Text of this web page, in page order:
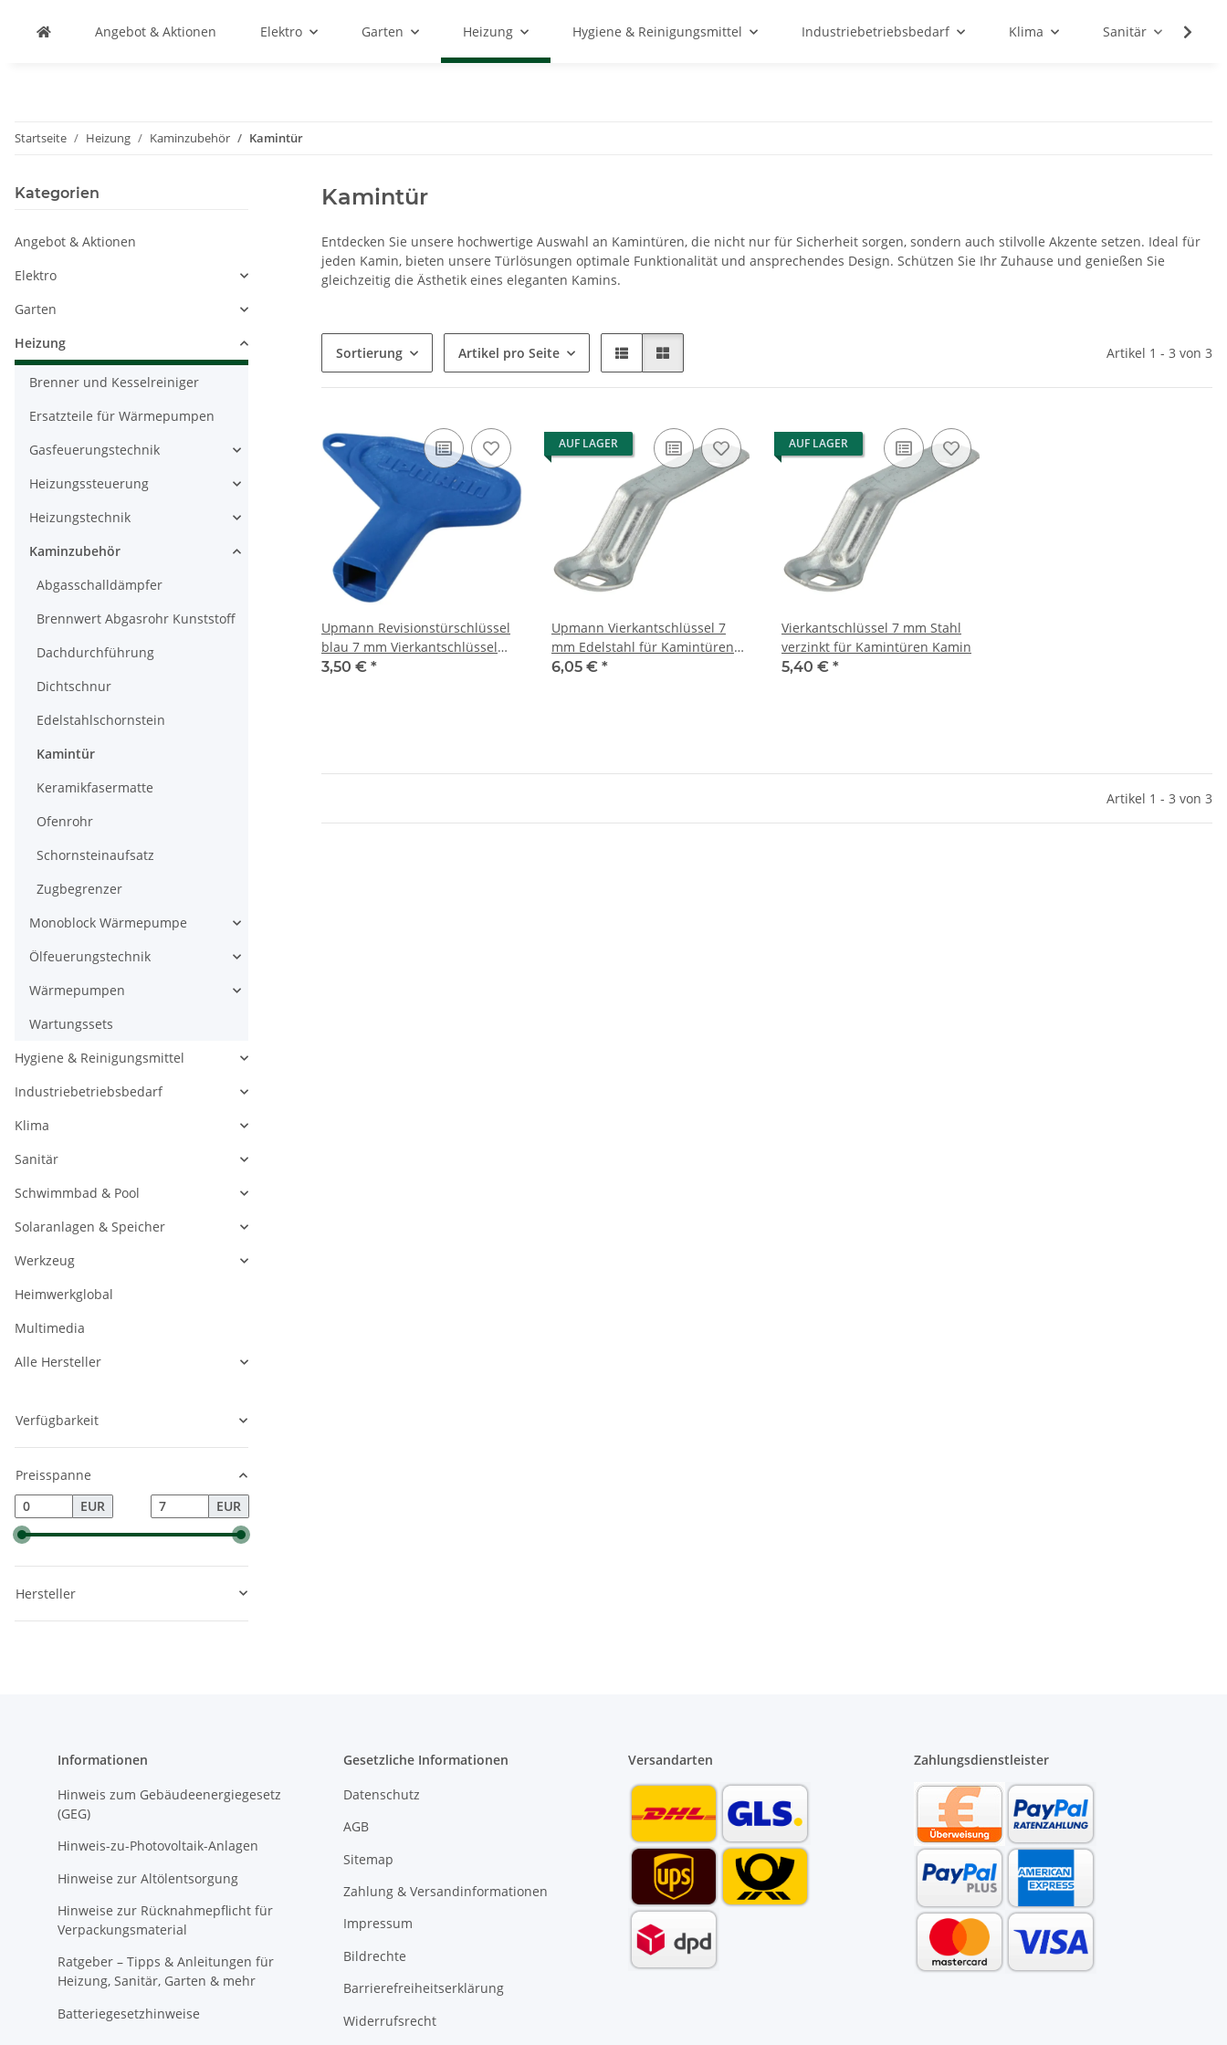
Angebot & Aktionen Elektro Garten Heizung Hygiene & Reinigungsmittel Industriebetriebsbedarf Klima Sanitär
Startseite Heizung Kaminzubehör Kamintür
Kamintür
Entdecken Sie unsere hochwertige Auswahl an Kamintüren, die nicht nur für Sicherheit sorgen, sondern auch stilvolle Akzente setzen. Ideal für
jeden Kamin, bieten unsere Türlösungen optimale Funktionalität und ansprechendes Design. Schützen Sie Ihr Zuhause und genießen Sie
gleichzeitig die Ästhetik eines eleganten Kamins.
Sortierung Artikel pro Seite Artikel 1 - 3 von 3
Upmann Revisionstürschlüssel
blau 7 mm Vierkantschlüssel
Kunststoff
3,50 € *
AUF LAGER
Upmann Vierkantschlüssel 7
mm Edelstahl für Kamintüren
Kamin
6,05 € *
AUF LAGER
Vierkantschlüssel 7 mm Stahl
verzinkt für Kamintüren Kamin
5,40 € *
Artikel 1 - 3 von 3
Kategorien
Angebot & Aktionen
Elektro
Garten
Heizung
Brenner und Kesselreiniger
Ersatzteile für Wärmepumpen
Gasfeuerungstechnik
Heizungssteuerung
Heizungstechnik
Kaminzubehör
Abgasschalldämpfer
Brennwert Abgasrohr Kunststoff
Dachdurchführung
Dichtschnur
Edelstahlschornstein
Kamintür
Keramikfasermatte
Ofenrohr
Schornsteinaufsatz
Zugbegrenzer
Monoblock Wärmepumpe
Ölfeuerungstechnik
Wärmepumpen
Wartungssets
Hygiene & Reinigungsmittel
Industriebetriebsbedarf
Klima
Sanitär
Schwimmbad & Pool
Solaranlagen & Speicher
Werkzeug
Heimwerkglobal
Multimedia
Alle Hersteller
Verfügbarkeit
Preisspanne
EUR
EUR
Hersteller
Informationen
Hinweis zum Gebäudeenergiegesetz
(GEG)
Hinweis-zu-Photovoltaik-Anlagen
Hinweise zur Altölentsorgung
Hinweise zur Rücknahmepflicht für
Verpackungsmaterial
Ratgeber – Tipps & Anleitungen für
Heizung, Sanitär, Garten & mehr
Batteriegesetzhinweise
Gesetzliche Informationen
Datenschutz
AGB
Sitemap
Zahlung & Versandinformationen
Impressum
Bildrechte
Barrierefreiheitserklärung
Widerrufsrecht
Versandarten Zahlungsdienstleister